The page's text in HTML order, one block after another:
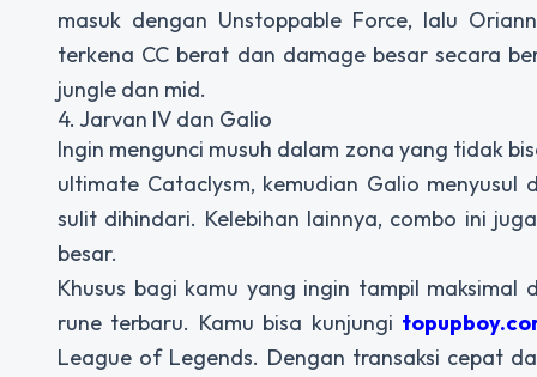
masuk dengan Unstoppable Force, lalu
terkena CC berat dan damage besar secara
jungle dan mid.
4. Jarvan IV dan Galio
Ingin mengunci musuh dalam zona yang tidak
ultimate Cataclysm, kemudian Galio menyusul
sulit dihindari. Kelebihan lainnya, combo ini
besar.
Khusus bagi kamu yang ingin tampil
rune terbaru. Kamu bisa kunjungi
League of Legends. Dengan transaksi cepat